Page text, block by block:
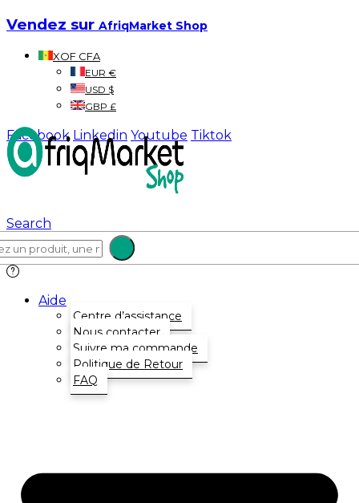
Vendez sur AfriqMarket Shop
XOF CFA
EUR €
USD $
GBP £
Facebook Linkedin Youtube Tiktok
Search
Aide
Centre d’assistance
Nous contacter
Suivre ma commande
Politique de Retour
FAQ